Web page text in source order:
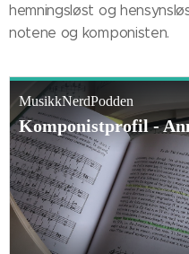
hemningsløst og
notene og komponisten.